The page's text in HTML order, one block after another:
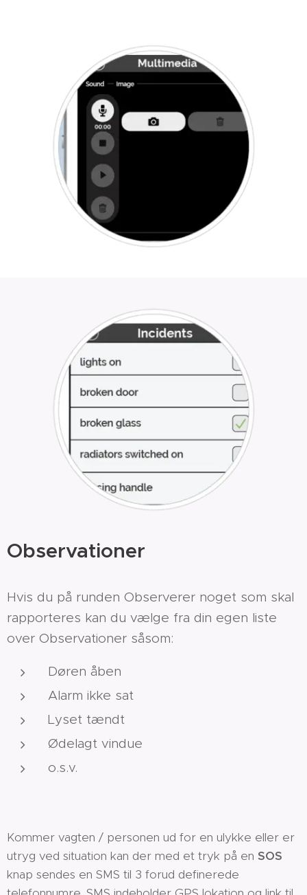
Observationer
Hvis du på runden Observerer noget som skal
rapporteres kan du vælge fra din egen liste
over Observationer såsom:
Døren åben
Alarm ikke sat
Lyset tændt
Ødelagt vindue
o.s.v.
Kommer vagten / personen ud for en ulykke eller er
utryg ved situation kan der med et tryk på en SOS
knap sendes en SMS til 3 forud definerede